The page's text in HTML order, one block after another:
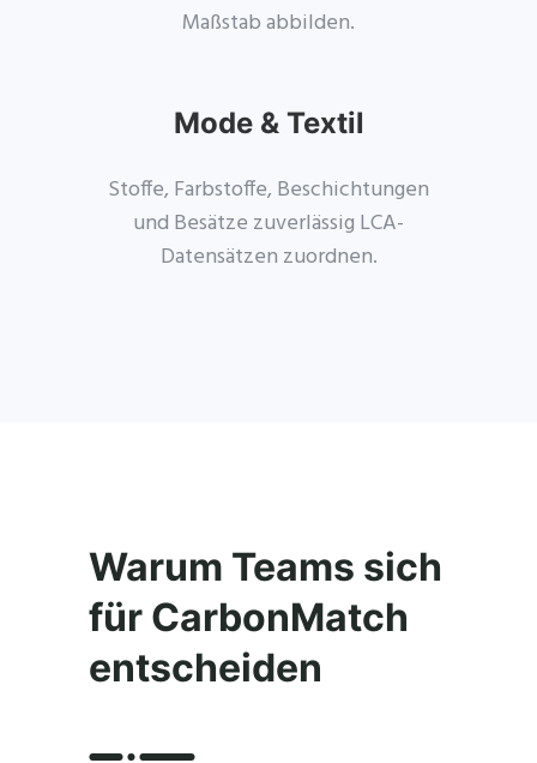
Maßstab abbilden.
Mode & Textil
Stoffe, Farbstoffe, Beschichtungen
und Besätze zuverlässig LCA-
Datensätzen zuordnen.
Warum Teams sich
für CarbonMatch
entscheiden